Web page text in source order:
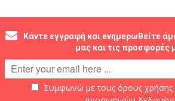
Κάντε εγγραφή και ενημερωθείτε
μας και τις προσφορές
Συμφωνώ με τους όρους χρήσης